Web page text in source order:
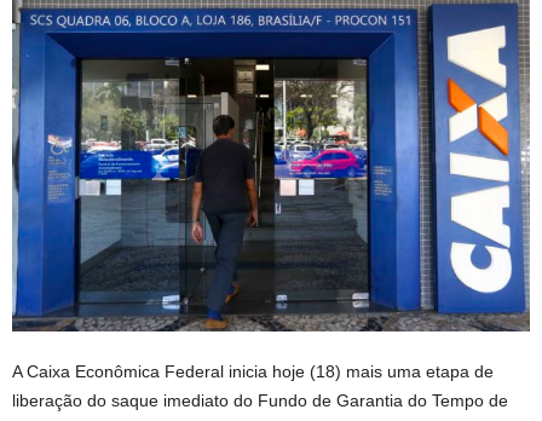
A Caixa Econômica Federal inicia hoje (18) mais uma etapa de
liberação do saque imediato do Fundo de Garantia do Tempo de